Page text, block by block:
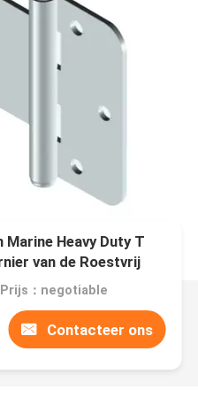
Heavy Duty T
van de Roestvrij
Prijs：negotiable
Contacteer ons